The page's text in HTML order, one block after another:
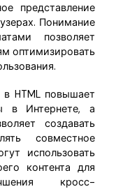
представление
Понимание
позволяет
оптимизировать
в HTML повышает
в Интернете, а
создавать
совместное
использовать
контента для
кросс-